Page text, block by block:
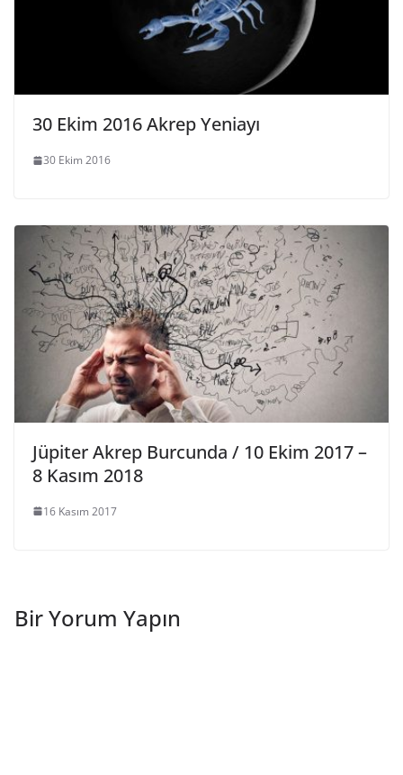
30 Ekim 2016 Akrep Yeniayı
30 Ekim 2016
Jüpiter Akrep Burcunda / 10 Ekim 2017 –
8 Kasım 2018
16 Kasım 2017
Bir Yorum Yapın